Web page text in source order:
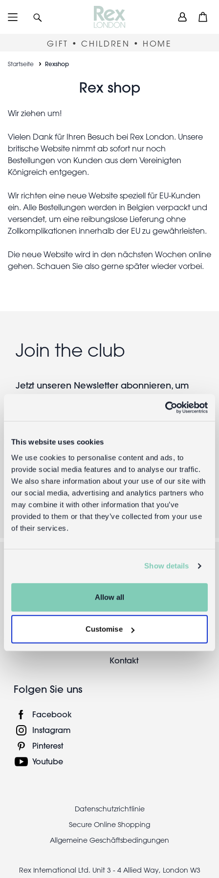
This website uses cookies
We use cookies to personalise content and ads, to
provide social media features and to analyse our traffic.
We also share information about your use of our site with
our social media, advertising and analytics partners who
may combine it with other information that you’ve
provided to them or that they’ve collected from your use
of their services.
Show details
Allow all
Customise
User
GIFT • CHILDREN • HOME
Breadcrumb
Startseite Rexshop
Rex shop
Wir ziehen um!
Vielen Dank für Ihren Besuch bei Rex London. Unsere
britische Website nimmt ab sofort nur noch
Bestellungen von Kunden aus dem Vereinigten
Königreich entgegen.
Wir richten eine neue Website speziell für EU-Kunden
ein. Alle Bestellungen werden in Belgien verpackt und
versendet, um eine reibungslose Lieferung ohne
Zollkomplikationen innerhalb der EU zu gewährleisten.
Die neue Website wird in den nächsten Wochen online
gehen. Schauen Sie also gerne später wieder vorbei.
Join the club
Jetzt unseren Newsletter abonnieren, um
Durch das Absenden dieses Formulares akzeptieren Sie
unsere Allgemeinen Geschäftsbedingungenund
Datenschutz
Anmelden
Händleranfragen
Website für Händler →
Hilfe & Info
Lieferung innerhalb EU
Rücksendungen
FAQs
Presse
Kontakt
Folgen Sie uns
Facebook
Instagram
Pinterest
Youtube
Datenschutzrichtlinie
Secure Online Shopping
Allgemeine Geschäftsbedingungen
Rex International Ltd. Unit 3 - 4 Allied Way, London W3